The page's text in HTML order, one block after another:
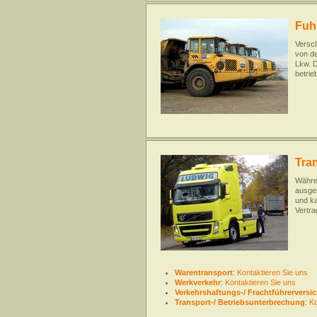
von
Lkw.
und
Warentransport: Kontaktieren Sie uns
Werkverkehr: Kontaktieren Sie uns
Verkehrshaftungs-/
Transport-/ Betriebsunterbrechung: